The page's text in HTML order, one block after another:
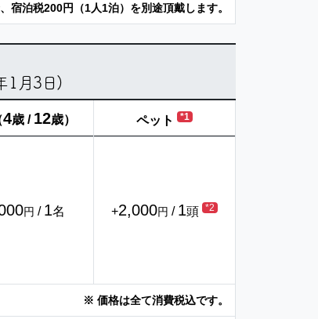
泊税200円（1人1泊）を別途頂戴します。
1月3日)
4歳 / 12歳） ペット *1
円 / 1名 +2,000円 / 1頭 *2
※ 価格は全て消費税込です。